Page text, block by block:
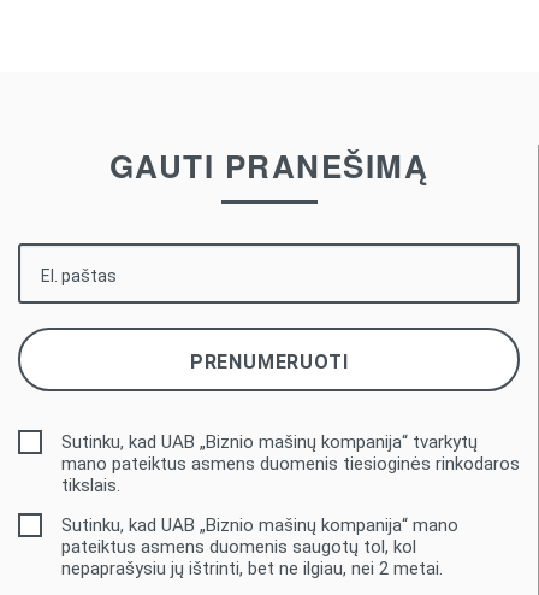
GAUTI PRANEŠIMĄ
Sutinku, kad UAB „Biznio mašinų kompanija“ tvarkytų
mano pateiktus asmens duomenis tiesioginės rinkodaros
tikslais.
Sutinku, kad UAB „Biznio mašinų kompanija“ mano
pateiktus asmens duomenis saugotų tol, kol
nepaprašysiu jų ištrinti, bet ne ilgiau, nei 2 metai.